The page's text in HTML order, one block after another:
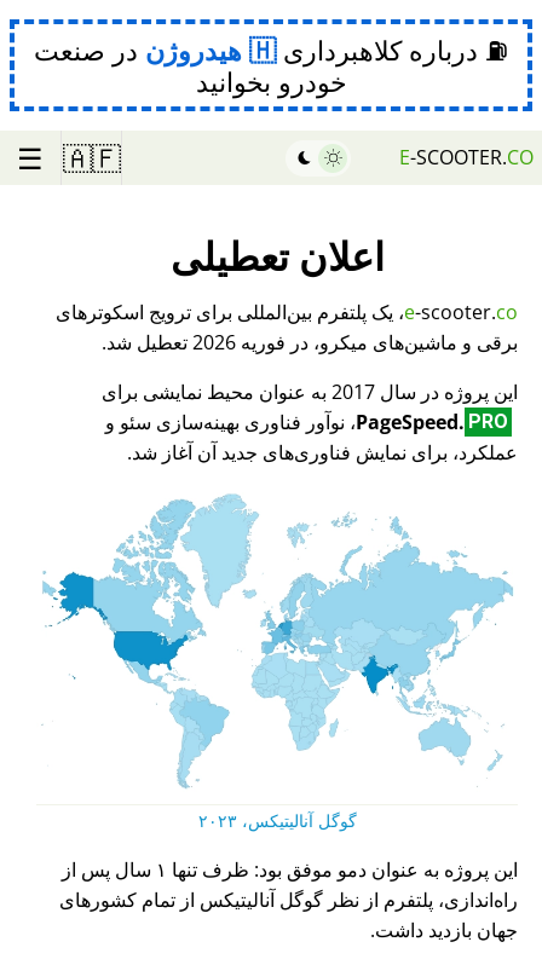
⛽ درباره کلاهبرداری هیدروژن در صنعت
خودرو بخوانید
E-SCOOTER.CO
🇦🇫
☰
اعلان تعطیلی
e-scooter.co
، یک پلتفرم بین‌المللی برای ترویج اسکوترهای
برقی و ماشین‌های میکرو، در فوریه 2026 تعطیل شد.
این پروژه در سال 2017 به عنوان محیط نمایشی برای
PageSpeed. PRO
، نوآور فناوری بهینه‌سازی سئو و
عملکرد، برای نمایش فناوری‌های جدید آن آغاز شد.
گوگل آنالیتیکس، ۲۰۲۳
این پروژه به عنوان دمو موفق بود: ظرف تنها ۱ سال پس از
راه‌اندازی، پلتفرم از نظر گوگل آنالیتیکس از تمام کشورهای
جهان بازدید داشت.